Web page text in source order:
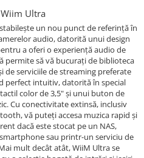
Ultra
un nou punct de referință în
audio, datorită unui design
a oferi o experiență audio de
permite să vă bucurați de biblioteca
de serviciile de streaming preferate
perfect intuitiv, datorită în special
color de 3,5" și unui buton de
Cu conectivitate extinsă, inclusiv
vă puteți accesa muzica rapid și
dacă este stocat pe un NAS,
sau printr-un serviciu de
mult decât atât, WiiM Ultra se